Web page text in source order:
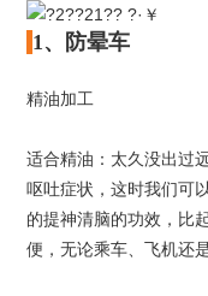
1、防晕车
精油加工
适合精油：太久没出过
呕吐症状，这时我们可
的提神清脑的功效，比
便，无论乘车、飞机还